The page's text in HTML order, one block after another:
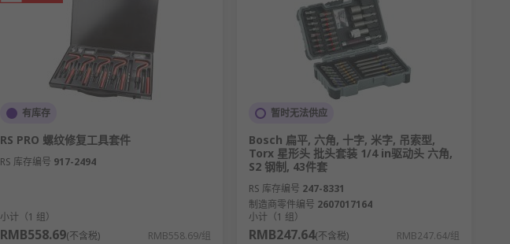
有库存
RS PRO 螺纹修复工具套件
RS 库存编号 917-2494
小计（1 组）
RMB558.69(不含税) RMB558.69/组
暂时无法供应
Bosch 扁平, 六角, 十字, 米字, 吊索型,
Torx 星形头 批头套装 1/4 in驱动头 六角,
S2 钢制, 43件套
RS 库存编号 247-8331
制造商零件编号 2607017164
小计（1 组）
RMB247.64(不含税) RMB247.64/组